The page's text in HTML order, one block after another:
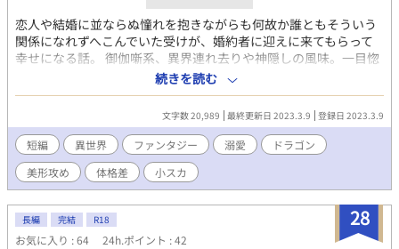
のページにはタイトルに｢※｣を付けています。
恋人や結婚に並ならぬ憧れを抱きながらも何故か誰ともそういう
関係になれずへこんでいた受けが、婚約者に迎えに来てもらって
幸せになる話。 御伽噺系、異界連れ去りや神隠しの風味。一目惚
れ、刷り込み？、寵愛らぶらぶいちゃいちゃ。 ・主に人型の人外
攻（角あり、スリット陰茎、大量精液。後日談のみちょっと竜
姦） ・人外の尺度は人と違う。多少不穏な見方もできるが当人た
ちは至って幸せ。完全合意ながら婚約当時の受けは子供。 ・タイ
トルに*がエロ有。 【検索用語句：異類婚姻譚、竜、甘々、愛
玩】
続きを読む
文字数 20,989 最終更新日 2023.3.9 登録日 2023.3.9
短編 異世界 ファンタジー 溺愛
ドラゴン
美形攻め
体格差 小スカ
28
長編 完結 R18
お気に入り : 64 24h.ポイント : 42